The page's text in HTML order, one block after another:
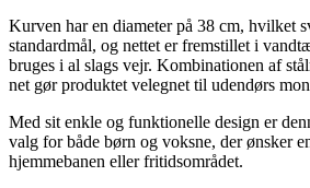
Kurven har en diameter på 38 cm, hvilket
standardmål, og nettet er fremstillet i
bruges i al slags vejr. Kombinationen af
net gør produktet velegnet til udendørs
Med sit enkle og funktionelle design er
valg for både børn og voksne, der ønsker
hjemmebanen eller fritidsområdet.